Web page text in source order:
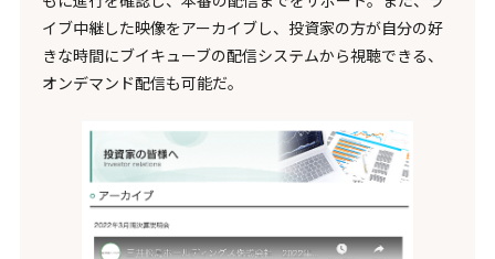
イブ中継した映像をアーカイブし、投資家の方が自分の好
きな時間にブイキューブの配信システムから視聴できる、
オンデマンド配信も可能だ。